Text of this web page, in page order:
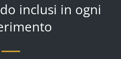
inclusi in ogni